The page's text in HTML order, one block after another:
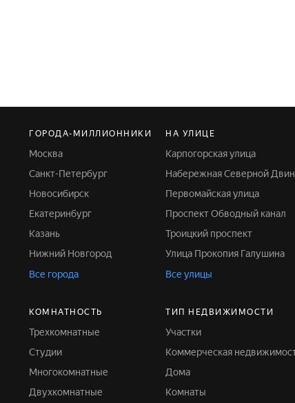
ГОРОДА-МИЛЛИОННИКИ
Москва
Санкт-Петербург
Новосибирск
Екатеринбург
Казань
Нижний Новгород
Все города
НА УЛИЦЕ
Карпогорская улица
Набережная Северной
Первомайская улица
Проспект Обводный канал
Троицкий проспект
Улица Прокопия Галушина
Все улицы
КОМНАТНОСТЬ
Трехкомнатные
Студии
Многокомнатные
Двухкомнатные
ТИП НЕДВИЖИМОСТИ
Участки
Коммерческая
Дома
Комнаты